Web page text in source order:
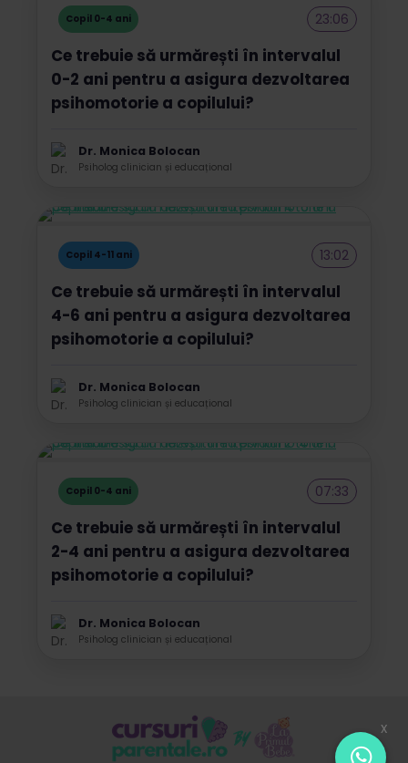
x
Copil 0-4 ani 23:06
Ce trebuie să urmărești în intervalul
0-2 ani pentru a asigura dezvoltarea
psihomotorie a copilului?
Dr. Monica Bolocan
Psiholog clinician și educațional
Copil 4-11 ani 13:02
Ce trebuie să urmărești în intervalul
4-6 ani pentru a asigura dezvoltarea
psihomotorie a copilului?
Dr. Monica Bolocan
Psiholog clinician și educațional
Copil 0-4 ani 07:33
Ce trebuie să urmărești în intervalul
2-4 ani pentru a asigura dezvoltarea
psihomotorie a copilului?
Dr. Monica Bolocan
Psiholog clinician și educațional